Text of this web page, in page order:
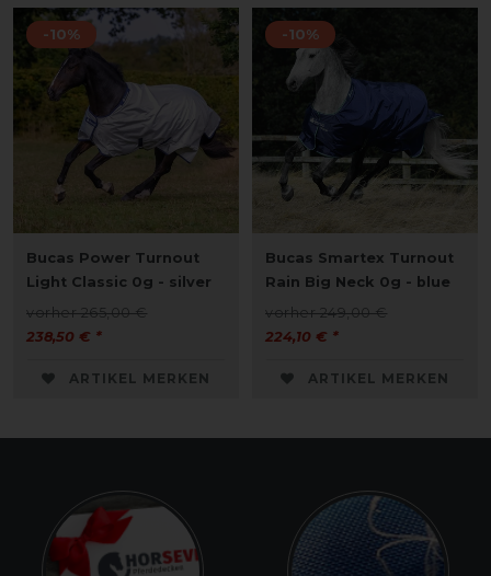
-10%
Bucas Power Turnout
Light Classic 0g - silver
vorher 265,00 €
238,50 € *
ARTIKEL MERKEN
-10%
Bucas Smartex Turnout
Rain Big Neck 0g - blue
vorher 249,00 €
224,10 € *
ARTIKEL MERKEN